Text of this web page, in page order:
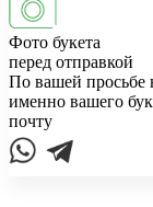
Фото букета
перед отправкой
По вашей
именно вашего
почту